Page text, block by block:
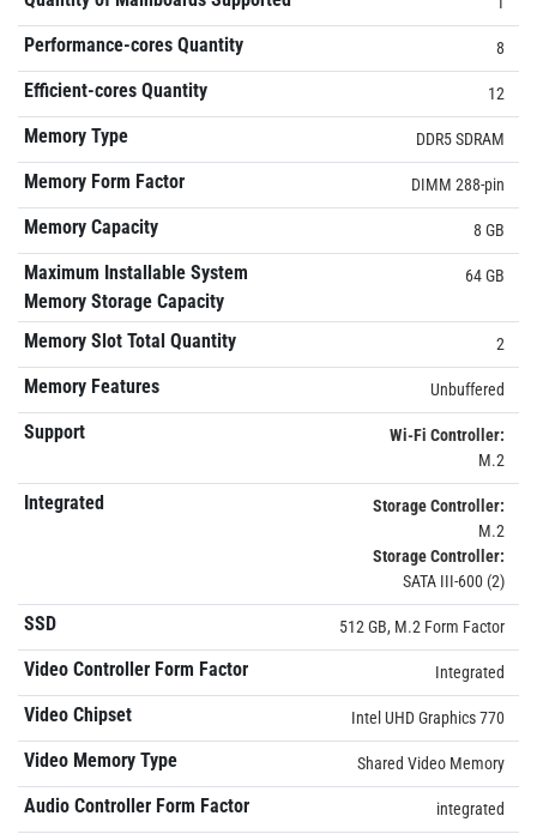
Performance-cores Quantity 8
Efficient-cores Quantity 12
Memory Type DDR5 SDRAM
Memory Form Factor DIMM 288-pin
Memory Capacity 8 GB
Maximum Installable System
Memory Storage Capacity
64 GB
Memory Slot Total Quantity 2
Memory Features Unbuffered
Support
Wi-Fi Controller:
M.2
Integrated
Storage Controller:
M.2
Storage Controller:
SATA III-600 (2)
SSD 512 GB, M.2 Form Factor
Video Controller Form Factor Integrated
Video Chipset Intel UHD Graphics 770
Video Memory Type Shared Video Memory
Audio Controller Form Factor integrated